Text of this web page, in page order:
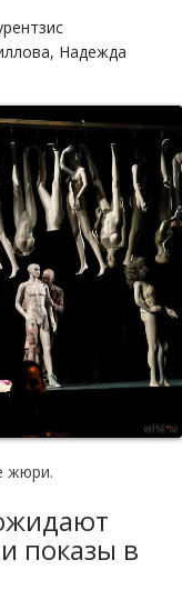
Надежда
жюри.
показы в